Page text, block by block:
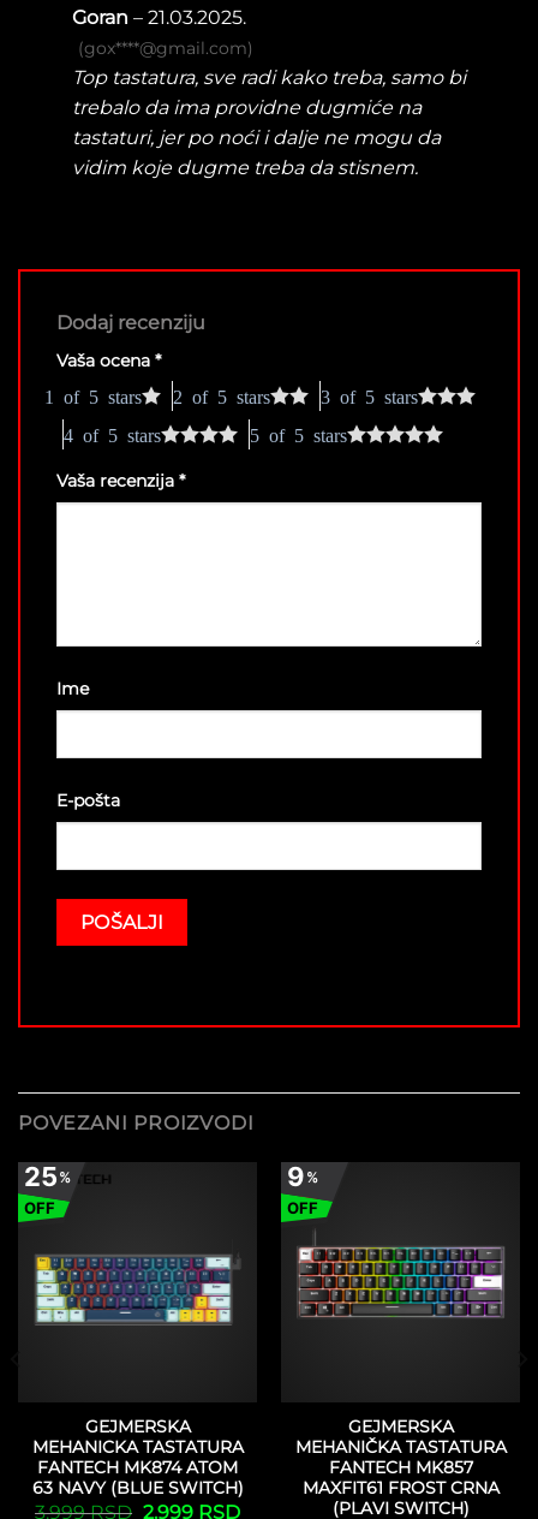
Ocenjeno
5
Goran – 21.03.2025.
(gox****@gmail.com)
Top tastatura, sve radi kako treba, samo bi
trebalo da ima providne dugmiće na
tastaturi, jer po noći i dalje ne mogu da
vidim koje dugme treba da stisnem.
Dodaj recenziju
Vaša ocena *
1 of 5 stars 2 of 5 stars
3 of 5 stars
4 of 5 stars
5 of 5 stars
Vaša recenzija *
Ime
E-pošta
POVEZANI PROIZVODI
25%
OFF
GEJMERSKA
MEHANICKA TASTATURA
FANTECH MK874 ATOM
63 NAVY (BLUE SWITCH)
3.999RSD Originalna
2.999 RSDTrenutna
9%
OFF
GEJMERSKA
MEHANIČKA TASTATURA
FANTECH MK857
MAXFIT61 FROST CRNA
(PLAVI SWITCH)